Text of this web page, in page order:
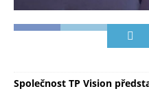
Společnost TP Vision